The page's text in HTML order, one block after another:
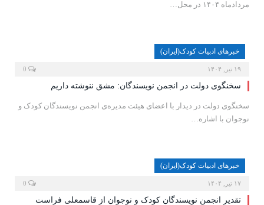
مردادماه ۱۴۰۴ در محل…
خبرهای ادبیات کودک(ایران)
۱۹ تیر, ۱۴۰۴
سخنگوی دولت در انجمن نویسندگان: مشق ننوشته داریم
سخنگوی دولت در دیدار با اعضای هیئت مدیره‌ی انجمن نویسندگان کودک و
نوجوان با اشاره…
خبرهای ادبیات کودک(ایران)
۱۷ تیر, ۱۴۰۴
تقدیر انجمن نویسندگان کودک و نوجوان از قاسمعلی فراست